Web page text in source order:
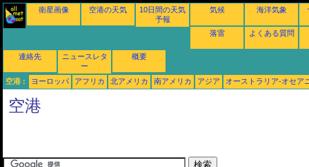
衛星画像 空港の天気
10日間の天気
予報
気候 海洋気象
落雷 よくある質問
連絡先
ニュースレタ
ー
概要
空港 : ヨーロッパ アフリカ 北アメリカ 南アメリカ アジア オーストラリア-オセア
空港